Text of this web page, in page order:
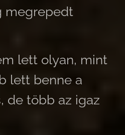
megrepedt
lett olyan, mint
lett benne a
de több az igaz